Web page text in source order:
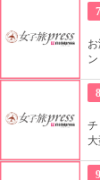
真
7
ー
8
9